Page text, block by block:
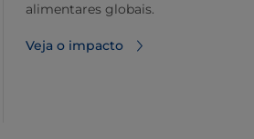
alimentares globais.
Veja o impacto